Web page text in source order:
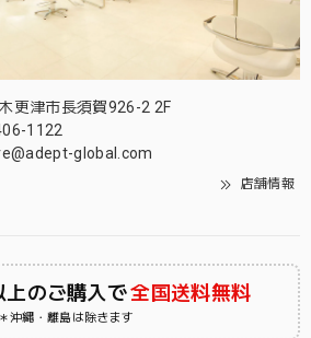
更津市長須賀926-2 2F
1122
global.com
店舗情報
上のご購入で全国送料無料
＊沖縄・離島は除きます